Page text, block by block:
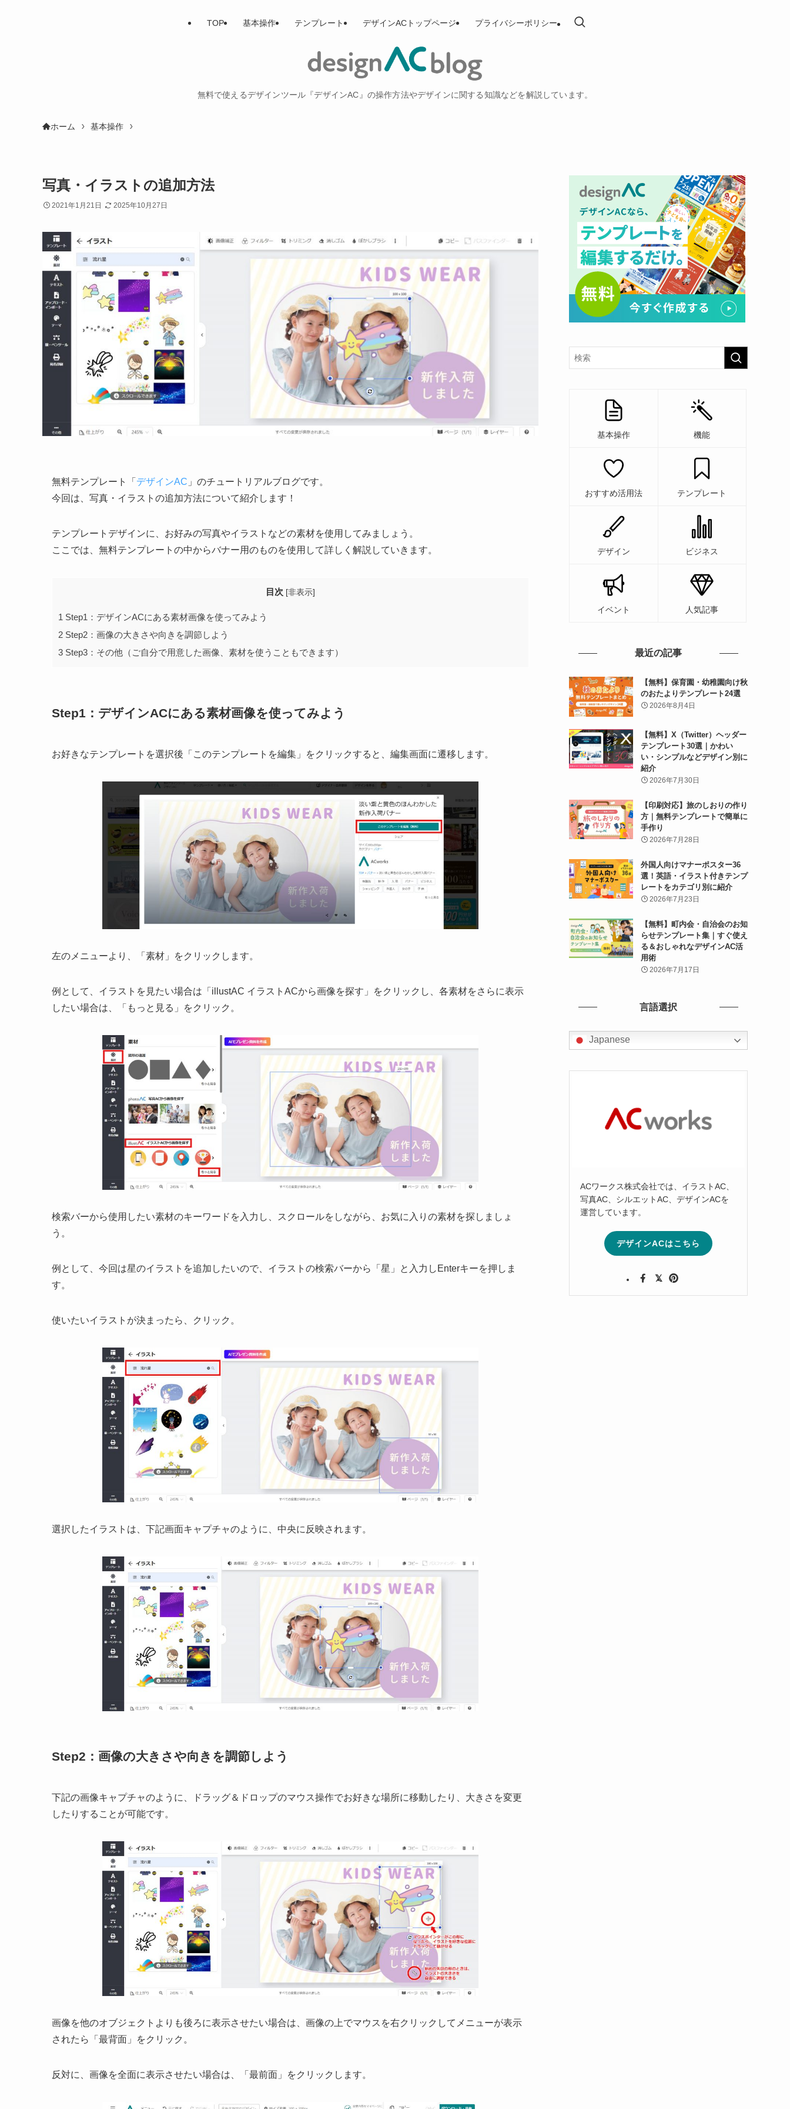
無料で使えるデザインツール『デザインAC』の操作方法やデザインに関する知識などを解説しています。
TOP 基本操作 テンプレート デザインACトップページ プライバシーポリシー
ホーム 基本操作
写真・イラストの追加方法
2021年1月21日 2025年10月27日
無料テンプレート 「 デザインAC 」 のチュートリアルブログです。
今回は、写真・イラストの追加方法について紹介します！
テンプレートデザインに、お好みの写真やイラストなどの素材を使用してみましょう。
ここでは、無料テンプレートの中からバナー用のものを使用して詳しく解説していきます。
目次 [非表示]
1 Step1：デザインACにある素材画像を使ってみよう
2 Step2：画像の大きさや向きを調節しよう
3 Step3：その他（ご自分で用意した画像、素材を使うこともできます）
Step1：デザインACにある素材画像を使ってみよう
お好きなテンプレートを選択後「このテンプレートを編集」をクリックすると、編集画面に遷移します。
左のメニューより、「素材」をクリックします。
例として、イラストを見たい場合は「illustAC イラストACから画像を探す」をクリックし、各素材をさらに表示
したい場合は、「もっと見る」をクリック。
検索バーから使用したい素材のキーワードを入力し、スクロールをしながら、お気に入りの素材を探しましょ
う。
例として、今回は星のイラストを追加したいので、イラストの検索バーから「星」と入力しEnterキーを押しま
す。
使いたいイラストが決まったら、クリック。
選択したイラストは、下記画面キャプチャのように、中央に反映されます。
Step2：画像の大きさや向きを調節しよう
下記の画像キャプチャのように、ドラッグ＆ドロップのマウス操作でお好きな場所に移動したり、大きさを変更
したりすることが可能です。
画像を他のオブジェクトよりも後ろに表示させたい場合は、画像の上でマウスを右クリックしてメニューが表示
されたら「最背面」をクリック。
反対に、画像を全面に表示させたい場合は、「最前面」をクリックします。
基本操作 機能
おすすめ活用法 テンプレート
デザイン ビジネス
イベント 人気記事
最近の記事
【無料】保育園・幼稚園向け秋
のおたよりテンプレート24選
2026年8月4日
【無料】X（Twitter）ヘッダー
テンプレート30選｜かわい
い・シンプルなどデザイン別に
紹介
2026年7月30日
【印刷対応】旅のしおりの作り
方｜無料テンプレートで簡単に
手作り
2026年7月28日
外国人向けマナーポスター36
選！英語・イラスト付きテンプ
レートをカテゴリ別に紹介
2026年7月23日
【無料】町内会・自治会のお知
らせテンプレート集｜すぐ使え
る＆おしゃれなデザインAC活
用術
2026年7月17日
言語選択
Japanese
ACワークス株式会社では、イラストAC、
写真AC、シルエットAC、デザインACを
運営しています。
デザインACはこちら